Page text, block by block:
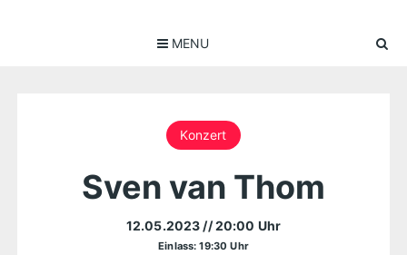
MENU
Konzert
Sven van Thom
12.05.2023 // 20:00 Uhr
Einlass: 19:30 Uhr